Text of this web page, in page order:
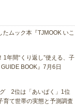
ムック本『TJMOOK いこ
年間“くり返し”使える、子
BOOK』7月6日
2位は「あいぱく」1位
育て世帯の実態と予測調査